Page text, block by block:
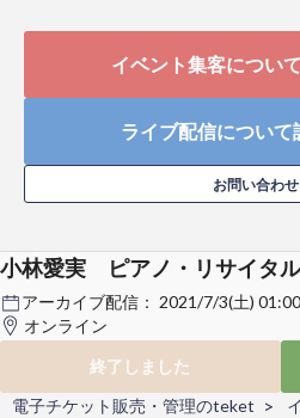
イベント集客につい
ライブ配信について
お問い合わせ
小林愛実 ピアノ・リサイタル
アーカイブ配信： 2021/7/3(土)
オンライン
終了しました
電子チケット販売・管理のteket